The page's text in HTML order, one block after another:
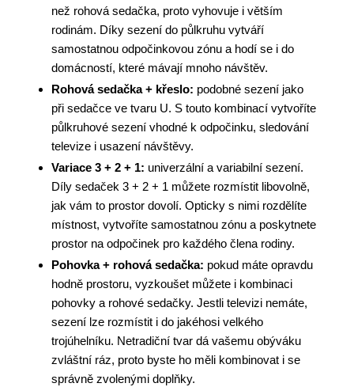
než rohová sedačka, proto vyhovuje i větším
rodinám. Díky sezení do půlkruhu vytváří
samostatnou odpočinkovou zónu a hodí se i do
domácností, které mávají mnoho návštěv.
Rohová sedačka + křeslo: podobné sezení jako
při sedačce ve tvaru U. S touto kombinací vytvoříte
půlkruhové sezení vhodné k odpočinku, sledování
televize i usazení návštěvy.
Variace 3 + 2 + 1: univerzální a variabilní sezení.
Díly sedaček 3 + 2 + 1 můžete rozmístit libovolně,
jak vám to prostor dovolí. Opticky s nimi rozdělíte
místnost, vytvoříte samostatnou zónu a poskytnete
prostor na odpočinek pro každého člena rodiny.
Pohovka + rohová sedačka: pokud máte opravdu
hodně prostoru, vyzkoušet můžete i kombinaci
pohovky a rohové sedačky. Jestli televizi nemáte,
sezení lze rozmístit i do jakéhosi velkého
trojúhelníku. Netradiční tvar dá vašemu obýváku
zvláštní ráz, proto byste ho měli kombinovat i se
správně zvolenými doplňky.